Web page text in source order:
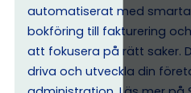
automatiserat med
bokföring till fakturering
att fokusera på rätt saker.
driva och utveckla din